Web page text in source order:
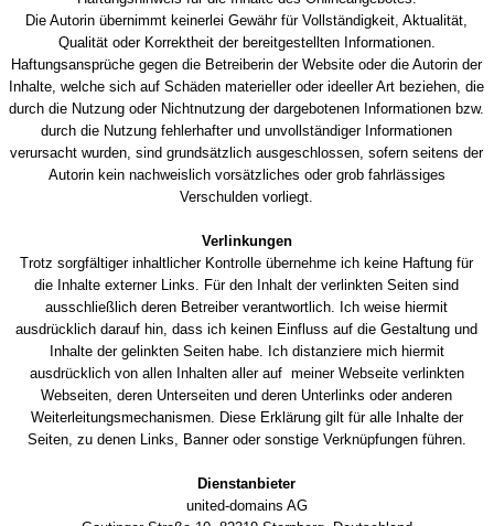
Die Autorin übernimmt keinerlei Gewähr für Vollständigkeit, Aktualität,
Qualität oder Korrektheit der bereitgestellten Informationen.
Haftungsansprüche gegen die Betreiberin der Website oder die Autorin der
Inhalte, welche sich auf Schäden materieller oder ideeller Art beziehen, die
durch die Nutzung oder Nichtnutzung der dargebotenen Informationen bzw.
durch die Nutzung fehlerhafter und unvollständiger Informationen
verursacht wurden, sind grundsätzlich ausgeschlossen, sofern seitens der
Autorin kein nachweislich vorsätzliches oder grob fahrlässiges
Verschulden vorliegt.
Verlinkungen
Trotz sorgfältiger inhaltlicher Kontrolle übernehme ich keine Haftung für
die Inhalte externer Links. Für den Inhalt der verlinkten Seiten sind
ausschließlich deren Betreiber verantwortlich. Ich weise hiermit
ausdrücklich darauf hin, dass ich keinen Einfluss auf die Gestaltung und
Inhalte der gelinkten Seiten habe. Ich distanziere mich hiermit
ausdrücklich von allen Inhalten aller auf meiner Webseite verlinkten
Webseiten, deren Unterseiten und deren Unterlinks oder anderen
Weiterleitungsmechanismen. Diese Erklärung gilt für alle Inhalte der
Seiten, zu denen Links, Banner oder sonstige Verknüpfungen führen.
Dienstanbieter
united-domains AG